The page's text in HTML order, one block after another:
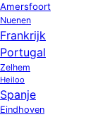
Amersfoort
Nuenen
Frankrijk
Portugal
Zelhem
Heiloo
Spanje
Eindhoven